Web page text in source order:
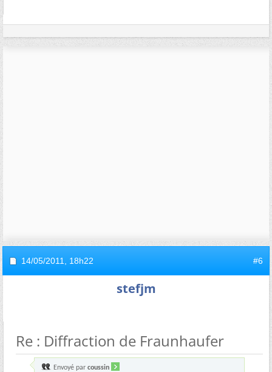
14/05/2011, 18h22 #6
stefjm
Re : Diffraction de Fraunhaufer
Envoyé par coussin